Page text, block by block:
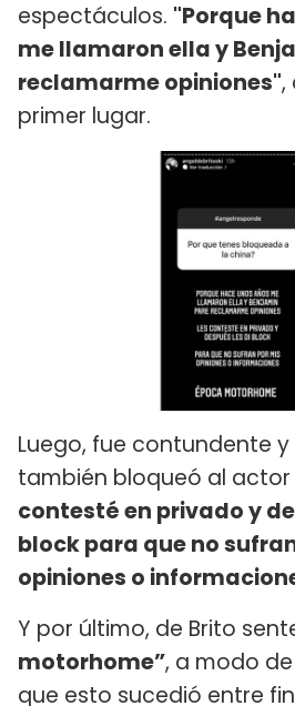
espectáculos. "Porque
me llamaron ella y
reclamarme opiniones",
primer lugar.
Luego, fue contundente
también bloqueó al actor
contesté en privado y
block para que no
opiniones o
Y por último, de Brito
motorhome”, a modo
que esto sucedió entre